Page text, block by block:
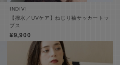
INDIVI
【撥水／UVケア】ねじり袖サッカートッ
プス
¥9,900